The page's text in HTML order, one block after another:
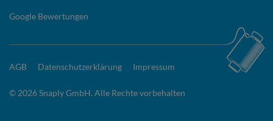
Google Bewertungen
AGB Datenschutzerklärung Impressum
© 2026 Snaply GmbH. Alle Rechte vorbehalten